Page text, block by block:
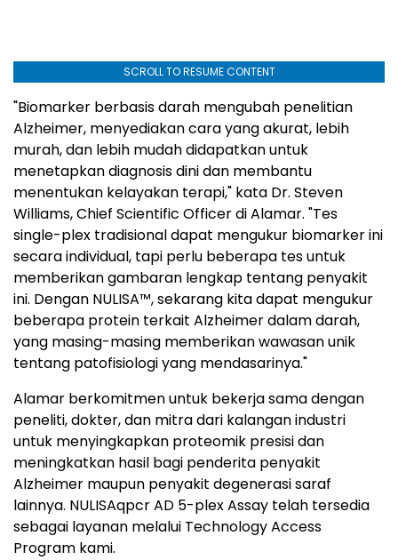
SCROLL TO RESUME CONTENT
"Biomarker berbasis darah mengubah penelitian
Alzheimer, menyediakan cara yang akurat, lebih
murah, dan lebih mudah didapatkan untuk
menetapkan diagnosis dini dan membantu
menentukan kelayakan terapi," kata Dr. Steven
Williams, Chief Scientific Officer di Alamar. "Tes
single-plex tradisional dapat mengukur biomarker ini
secara individual, tapi perlu beberapa tes untuk
memberikan gambaran lengkap tentang penyakit
ini. Dengan NULISA™, sekarang kita dapat mengukur
beberapa protein terkait Alzheimer dalam darah,
yang masing-masing memberikan wawasan unik
tentang patofisiologi yang mendasarinya."
Alamar berkomitmen untuk bekerja sama dengan
peneliti, dokter, dan mitra dari kalangan industri
untuk menyingkapkan proteomik presisi dan
meningkatkan hasil bagi penderita penyakit
Alzheimer maupun penyakit degenerasi saraf
lainnya. NULISAqpcr AD 5-plex Assay telah tersedia
sebagai layanan melalui Technology Access
Program kami.